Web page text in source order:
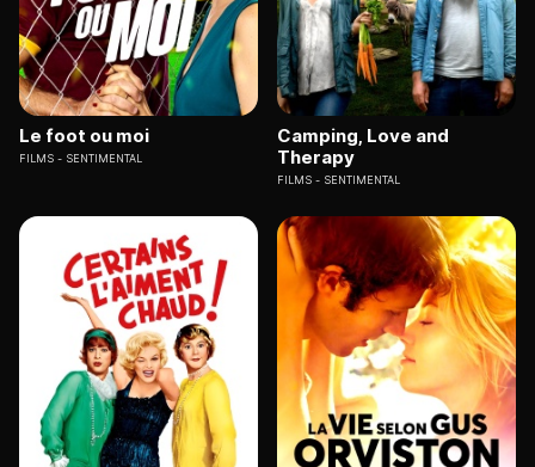
Le foot ou moi
FILMS SENTIMENTAL
Camping, Love and
Therapy
FILMS SENTIMENTAL